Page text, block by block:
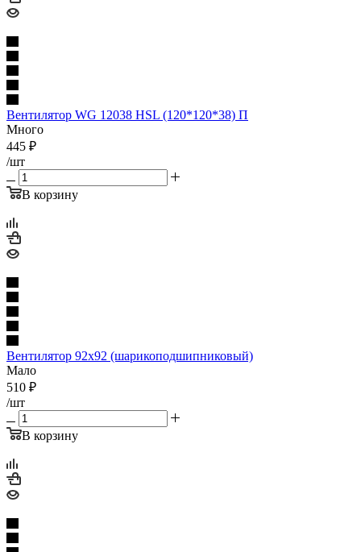
Вентилятор WG 12038 HSL (120*120*38) П
Много
445 ₽
/шт
В корзину
Вентилятор 92x92 (шарикоподшипниковый)
Мало
510 ₽
/шт
В корзину